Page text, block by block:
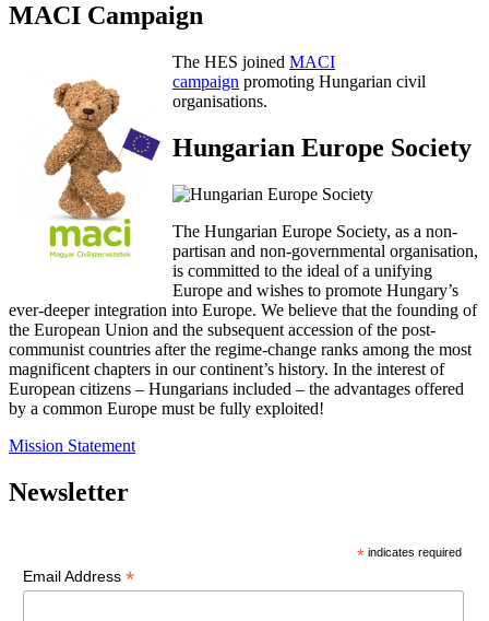
MACI Campaign
The HES joined MACI
campaign promoting Hungarian civil
organisations.
Hungarian Europe Society
The Hungarian Europe Society, as a non-
partisan and non-governmental organisation,
is committed to the ideal of a unifying
Europe and wishes to promote Hungary’s
ever-deeper integration into Europe. We believe that the founding of
the European Union and the subsequent accession of the post-
communist countries after the regime-change ranks among the most
magnificent chapters in our continent’s history. In the interest of
European citizens – Hungarians included – the advantages offered
by a common Europe must be fully exploited!
Mission Statement
Newsletter
* indicates required
Email Address *